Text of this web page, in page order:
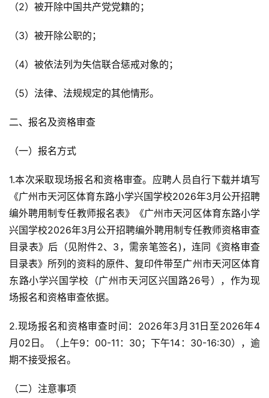
（2）被开除中国共产党党籍的；
（3）被开除公职的；
（4）被依法列为失信联合惩戒对象的；
（5）法律、法规规定的其他情形。
二、报名及资格审查
（一）报名方式
1.本次采取现场报名和资格审查。应聘人员自行下载并填写
《广州市天河区体育东路小学兴国学校2026年3月公开招聘
编外聘用制专任教师报名表》《广州市天河区体育东路小学
兴国学校2026年3月公开招聘编外聘用制专任教师资格审查
目录表》后（见附件2、3，需亲笔签名)，连同《资格审查
目录表》所列的资料的原件、复印件带至广州市天河区体育
东路小学兴国学校（广州市天河区兴国路26号），作为现
场报名和资格审查依据。
2.现场报名和资格审查时间：2026年3月31日至2026年4
月02日。（上午9：00-11：30；下午14：30-16:30），逾
期不接受报名。
（二）注意事项